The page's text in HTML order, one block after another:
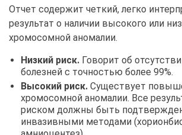
Отчет содержит четкий, легко
результат о наличии высокого или
хромосомной аномалии.
Низкий риск. Говорит об
болезней с точностью более 99%.
Высокий риск. Существует
хромосомной аномалии. Все
риском должны быть
инвазивными методами